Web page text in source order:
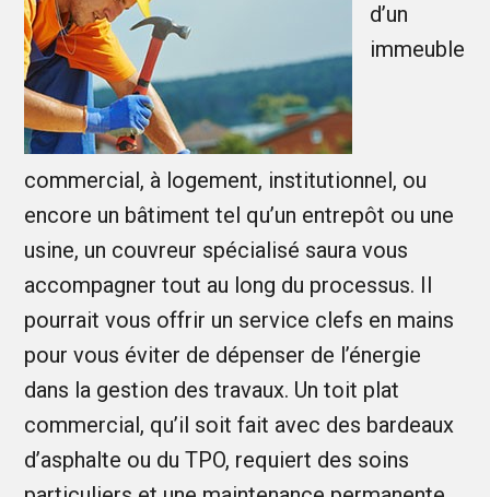
d’un
immeuble
commercial, à logement, institutionnel, ou
encore un bâtiment tel qu’un entrepôt ou une
usine, un couvreur spécialisé saura vous
accompagner tout au long du processus. Il
pourrait vous offrir un service clefs en mains
pour vous éviter de dépenser de l’énergie
dans la gestion des travaux. Un toit plat
commercial, qu’il soit fait avec des bardeaux
d’asphalte ou du TPO, requiert des soins